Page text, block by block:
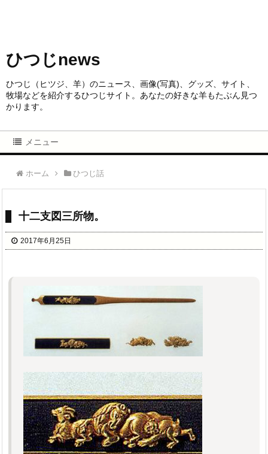
ひつじnews
ひつじ（ヒツジ、羊）のニュース、画像(写真)、グッズ、サイト、
牧場などを紹介するひつじサイト。あなたの好きな羊もたぶん見つ
かります。
メニュー
ホーム ひつじ話
十二支図三所物。
2017年6月25日